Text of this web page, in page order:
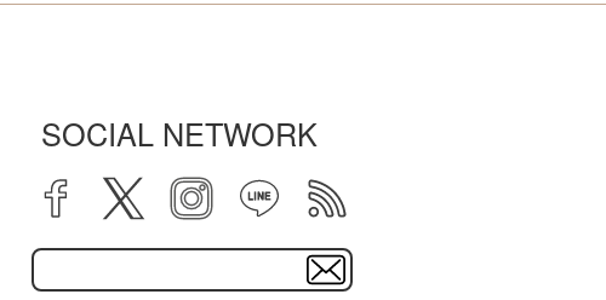
SOCIAL NETWORK
facebook twitter instagram